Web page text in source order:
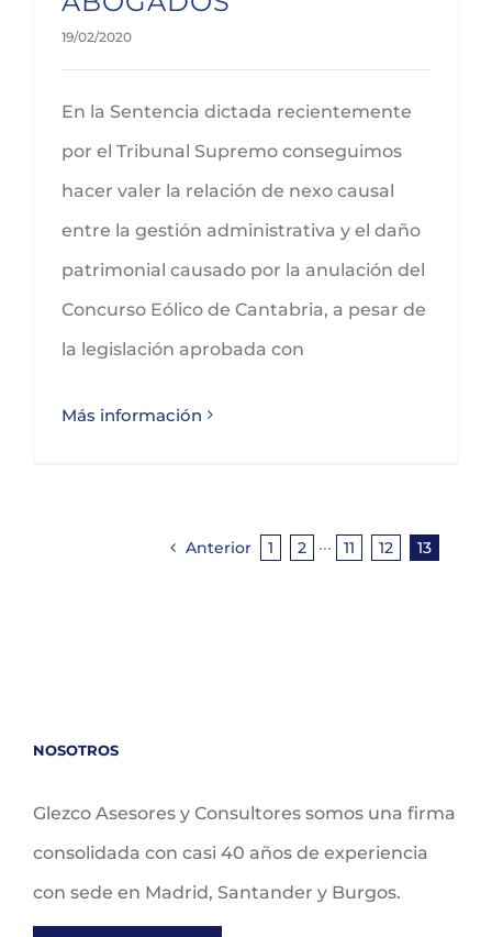
19/02/2020
En la Sentencia dictada recientemente
por el Tribunal Supremo conseguimos
hacer valer la relación de nexo causal
entre la gestión administrativa y el daño
patrimonial causado por la anulación del
Concurso Eólico de Cantabria, a pesar de
la legislación aprobada con
Más información
Anterior 1 2 ··· 11 12 13
NOSOTROS
Glezco Asesores y Consultores somos una firma
consolidada con casi 40 años de experiencia
con sede en Madrid, Santander y Burgos.